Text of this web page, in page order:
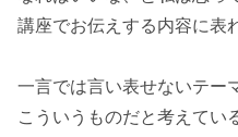
講座でお伝えする内容に表
一言では言い表せないテー
こういうものだと考えてい